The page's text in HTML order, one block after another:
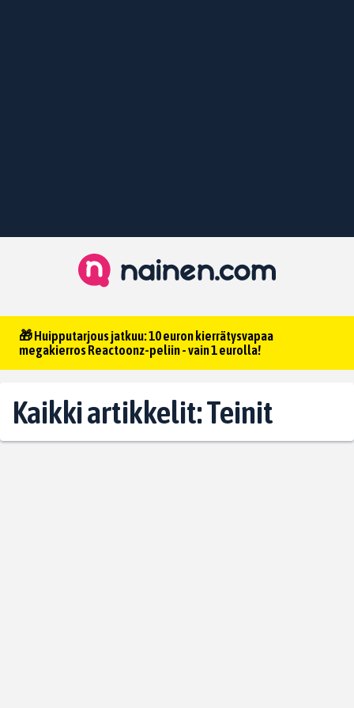
🎁 Huipputarjous jatkuu: 10 euron kierrätysvapaa
megakierros Reactoonz-peliin - vain 1 eurolla!
Kaikki artikkelit: Teinit